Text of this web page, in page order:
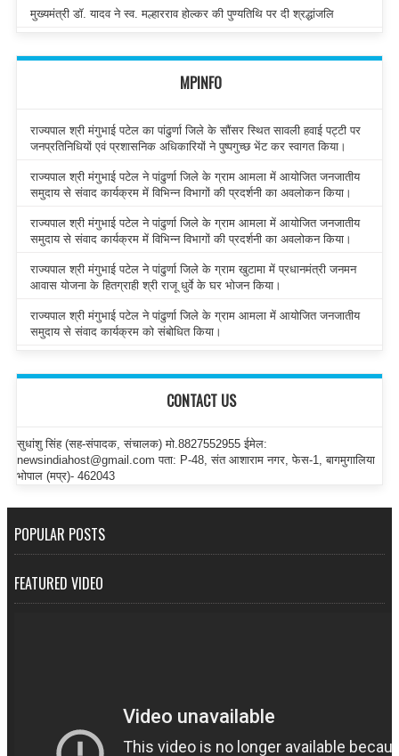
मुख्यमंत्री डॉ. यादव ने स्व. मल्हारराव होल्कर की पुण्यतिथि पर दी श्रद्धांजलि
MPINFO
राज्यपाल श्री मंगुभाई पटेल का पांढुर्णा जिले के सौंसर स्थित सावली हवाई पट्टी पर
जनप्रतिनिधियों एवं प्रशासनिक अधिकारियों ने पुष्पगुच्छ भेंट कर स्वागत किया।
राज्यपाल श्री मंगुभाई पटेल ने पांढुर्णा जिले के ग्राम आमला में आयोजित जनजातीय
समुदाय से संवाद कार्यक्रम में विभिन्न विभागों की प्रदर्शनी का अवलोकन किया।
राज्यपाल श्री मंगुभाई पटेल ने पांढुर्णा जिले के ग्राम आमला में आयोजित जनजातीय
समुदाय से संवाद कार्यक्रम में विभिन्न विभागों की प्रदर्शनी का अवलोकन किया।
राज्यपाल श्री मंगुभाई पटेल ने पांढुर्णा जिले के ग्राम खुटामा में प्रधानमंत्री जनमन
आवास योजना के हितग्राही श्री राजू धुर्वे के घर भोजन किया।
राज्यपाल श्री मंगुभाई पटेल ने पांढुर्णा जिले के ग्राम आमला में आयोजित जनजातीय
समुदाय से संवाद कार्यक्रम को संबोधित किया।
CONTACT US
सुधांशु सिंह (सह-संपादक, संचालक) मो.8827552955 ईमेल:
newsindiahost@gmail.com पता: P-48, संत आशाराम नगर, फेस-1, बागमुगालिया
भोपाल (मप्र)- 462043
POPULAR POSTS
FEATURED VIDEO